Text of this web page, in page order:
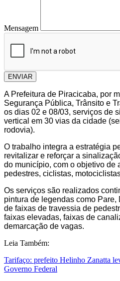
Mensagem
ENVIAR
A Prefeitura de Piracicaba, por
Segurança Pública, Trânsito e
os dias 02 e 08/03, serviços de
vertical em 30 vias da cidade
rodovia).
O trabalho integra a estratégia
revitalizar e reforçar a
do município, com o objetivo de
pedestres, ciclistas,
Os serviços são realizados
pintura de legendas como
de faixas de travessia de
faixas elevadas, faixas de
demarcação de vagas.
Leia Também:
Tarifaço: prefeito Helinho Zanatta
Governo Federal